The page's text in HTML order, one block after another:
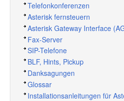
Telefonkonferenzen
Asterisk fernsteuern
Asterisk Gateway Interface
Fax-Server
SIP-Telefone
BLF, Hints, Pickup
Danksagungen
Glossar
Installationsanleitungen für